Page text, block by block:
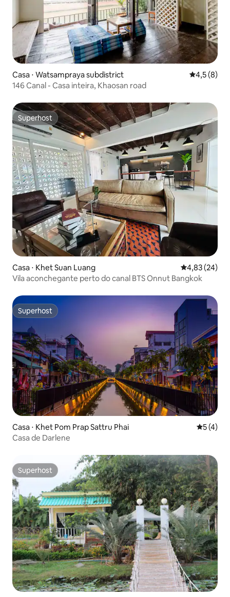
Casa ⋅ Watsampraya subdistrict 4,5 de
4,5 (8)
146 Canal - Casa inteira, Khaosan road
Superhost
Superhost
Casa ⋅ Khet Suan Luang 4,83 de uma
4,83 (24)
Vila aconchegante perto do canal BTS Onnut Bangkok
Superhost
Superhost
Casa ⋅ Khet Pom Prap Sattru Phai 5 de
5 (4)
Casa de Darlene
Superhost
Superhost